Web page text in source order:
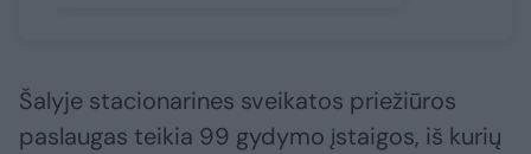
Šalyje stacionarines sveikatos priežiūros
paslaugas teikia 99 gydymo įstaigos, iš kurių